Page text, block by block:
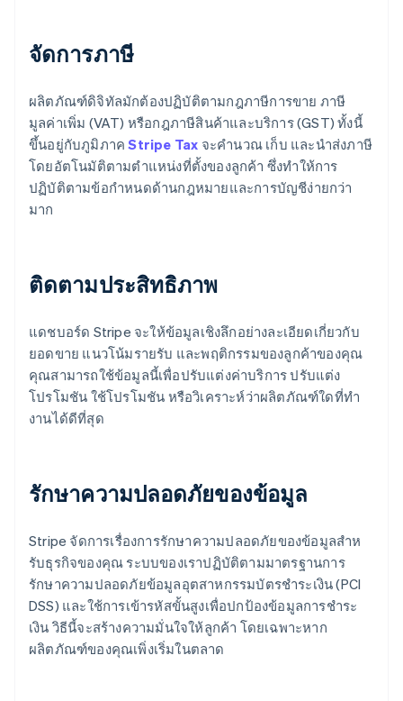
จัดการภาษี
ผลิตภัณฑ์ดิจิทัลมักต้องปฏิบัติตามกฎภาษีการขาย ภาษี
มูลค่าเพิ่ม (VAT) หรือกฎภาษีสินค้าและบริการ (GST) ทั้งนี้
ขึ้นอยู่กับภูมิภาคStripe Tax จะคํานวณ เก็บ และนําส่งภาษี
โดยอัตโนมัติตามตําแหน่งที่ตั้งของลูกค้า ซึ่งทําให้การ
ปฏิบัติตามข้อกําหนดด้านกฎหมายและการบัญชีง่ายกว่า
มาก
ติดตามประสิทธิภาพ
แดชบอร์ด Stripe จะให้ข้อมูลเชิงลึกอย่างละเอียดเกี่ยวกับ
ยอดขาย แนวโน้มรายรับ และพฤติกรรมของลูกค้าของคุณ
คุณสามารถใช้ข้อมูลนี้เพื่อปรับแต่งค่าบริการ ปรับแต่ง
โปรโมชัน ใช้โปรโมชัน หรือวิเคราะห์ว่าผลิตภัณฑ์ใดที่ทํา
งานได้ดีที่สุด
รักษาความปลอดภัยของข้อมูล
Stripe จัดการเรื่องการรักษาความปลอดภัยของข้อมูลสําห
รับธุรกิจของคุณ ระบบของเราปฏิบัติตามมาตรฐานการ
รักษาความปลอดภัยข้อมูลอุตสาหกรรมบัตรชำระเงิน (PCI
DSS) และใช้การเข้ารหัสขั้นสูงเพื่อปกป้องข้อมูลการชำระ
เงิน วิธีนี้จะสร้างความมั่นใจให้ลูกค้า โดยเฉพาะหาก
ผลิตภัณฑ์ของคุณเพิ่งเริ่มในตลาด